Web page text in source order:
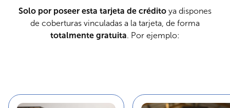
Solo por poseer esta tarjeta de crédito ya dispones
de coberturas vinculadas a la tarjeta, de forma
totalmente gratuita. Por ejemplo: